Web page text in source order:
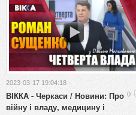
2023-03-17 19:04:18 ·
0
ВІККА - Черкаси / Новини: Про
війну і владу, медицину і